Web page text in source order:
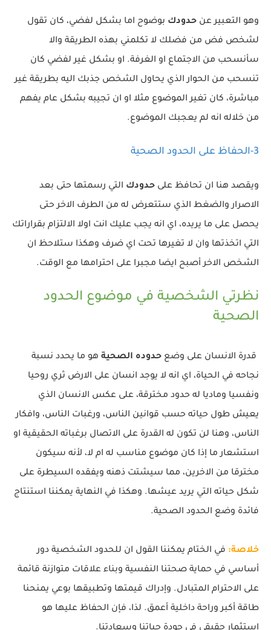
وهو التعبير عن حدودك بوضوح اما بشكل لفضي، كان تقول
لشخص فض من فضلك لا تكلمني بهذه الطريقة والا
سأنسحب من الاجتماع او الغرفة. او بشكل غير لفضي كان
تنسحب من الحوار الذي يحاول الشخص جذبك اليه بطريقة غير
مباشرة، كان تغير الموضوع مثلا او ان تجيبه بشكل عام يفهم
من خلاله انه لم يعجبك الموضوع.
3-الحفاظ على الحدود الصحية
ويقصد هنا ان تحافظ على حدودك التي رسمتها حتى بعد
الاصرار والضغط الذي ستتعرض له من الطرف الاخر حتى
يحصل على ما يريده، اي انه يجب عليك انت اولا الالتزام بقراراتك
التي اتخذتها وان لا تغيرها تحت اي ضرف وهكذا ستلاحظ ان
الشخص الاخر أصبح ايضا مجبرا على احترامها مع الوقت.
نظرتي الشخصية في موضوع الحدود
الصحية
قدرة الانسان على وضع حدوده الصحية هو ما يحدد نسبة
نجاحه في الحياة، اي انه لا يوجد انسان على الارض ثري روحيا
ونفسيا وماديا له حدود مخترقة، على عكس الانسان الذي
يعيش طول حياته حسب قوانين الناس، ورغبات الناس، وافكار
الناس، وهنا لن تكون له القدرة على الاتصال برغباته الحقيقية او
استشعار ما إذا كان موضوع مناسب له ام لا، لأنه سيكون
مخترقا من الاخرين، مما سيشتت ذهنه ويفقده السيطرة على
شكل حياته التي يريد عيشها. وهكذا في النهاية يمكننا استنتاج
فائدة وضع الحدود الصحية.
خلاصة: في الختام يمكننا القول ان للحدود الشخصية دور
أساسي في حماية صحتنا النفسية وبناء علاقات متوازنة قائمة
على الاحترام المتبادل. وإدراك قيمتها وتطبيقها بوعي يمنحنا
طاقة أكبر وراحة داخلية أعمق. لذا، فإن الحفاظ عليها هو
استثمار حقيقي في جودة حياتنا وسعادتنا.